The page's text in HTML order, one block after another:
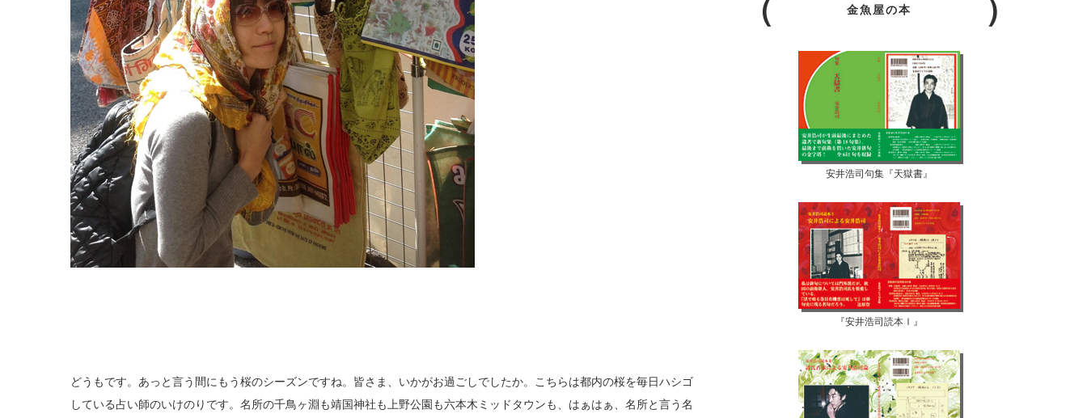
どうもです。あっと言う間にもう桜のシーズンですね。皆さま、いかがお過ごしでしたか。こちらは都内の桜を毎日ハシゴ
している占い師のいけのりです。名所の千鳥ヶ淵も靖国神社も上野公園も六本木ミッドタウンも、はぁはぁ、名所と言う名
金魚屋の本
安井浩司句集『天獄書』
『安井浩司読本Ⅰ』